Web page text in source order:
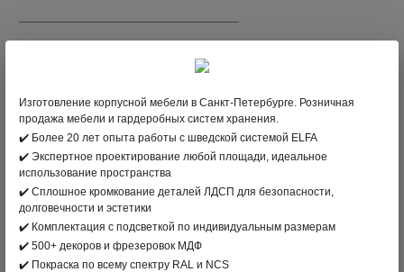
В КОРЗИНУ
вернуться в раздел
ПРОИЗВОДИТЕЛЬ:CLÄDER
Изготовление корпусной мебели в Санкт-Петербурге. Розничная
продажа мебели и гардеробных систем хранения.
✔️ Более 20 лет опыта работы с шведской системой ELFA
✔️ Экспертное проектирование любой площади, идеальное
использование пространства
✔️ Сплошное кромкование деталей ЛДСП для безопасности,
долговечности и эстетики
✔️ Комплектация с подсветкой по индивидуальным размерам
✔️ 500+ декоров и фрезеровок МДФ
✔️ Покраска по всему спектру RAL и NCS